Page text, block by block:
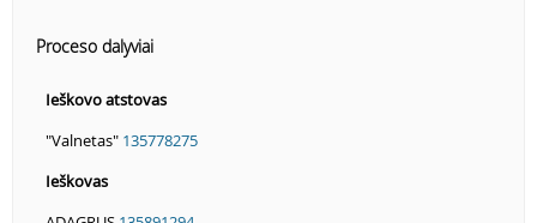
Proceso dalyviai
Ieškovo atstovas
"Valnetas" 135778275
Ieškovas